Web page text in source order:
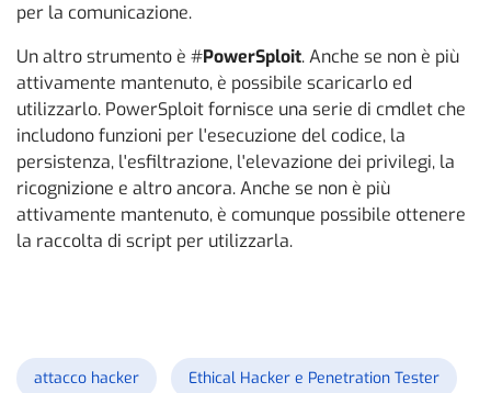
per la comunicazione.
Un altro strumento è #PowerSploit. Anche se non è più
attivamente mantenuto, è possibile scaricarlo ed
utilizzarlo. PowerSploit fornisce una serie di cmdlet che
includono funzioni per l'esecuzione del codice, la
persistenza, l'esfiltrazione, l'elevazione dei privilegi, la
ricognizione e altro ancora. Anche se non è più
attivamente mantenuto, è comunque possibile ottenere
la raccolta di script per utilizzarla.
attacco hacker Ethical Hacker e Penetration Tester